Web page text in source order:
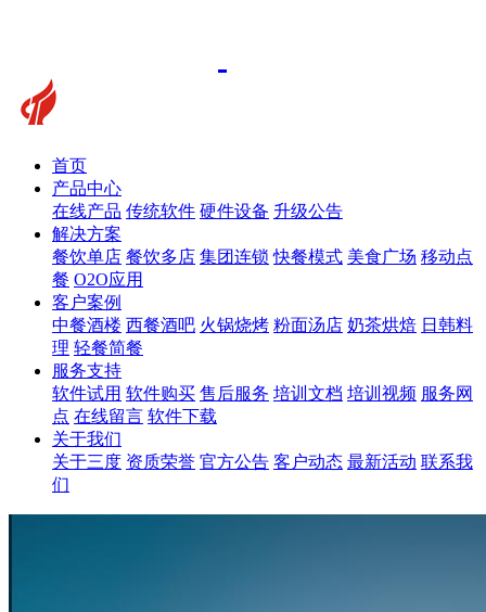
首页
产品中心
在线产品 传统软件 硬件设备 升级公告
解决方案
餐饮单店 餐饮多店 集团连锁 快餐模式 美食广场 移动点
餐 O2O应用
客户案例
中餐酒楼 西餐酒吧 火锅烧烤 粉面汤店 奶茶烘焙 日韩料
理 轻餐简餐
服务支持
软件试用 软件购买 售后服务 培训文档 培训视频 服务网
点 在线留言 软件下载
关于我们
关于三度 资质荣誉 官方公告 客户动态 最新活动 联系我
们